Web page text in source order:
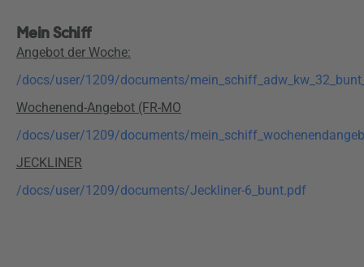
Mein Schiff
Angebot der Woche:
/docs/user/1209/documents/
Wochenend-Angebot (FR-MO
/docs/user/1209/documents/
JECKLINER
/docs/user/1209/documents/Jeckliner-6_bunt.pdf